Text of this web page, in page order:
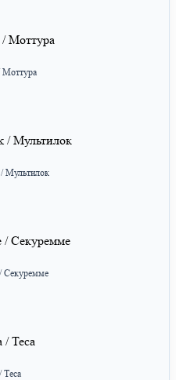
Моттура
Мультилок
Секуремме
Теса